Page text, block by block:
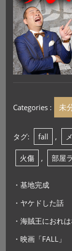
Categories : 未
タグ: fall ,
火傷 , 部屋
・基地完成
・ヤケドした話
・海賊王におれ
・映画「FALL」